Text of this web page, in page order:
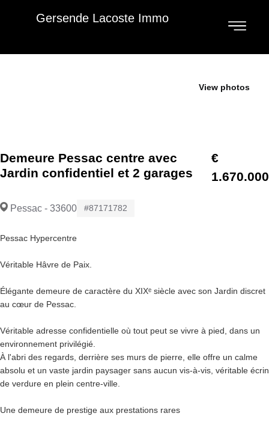
Gersende Lacoste Immo
View photos
Demeure Pessac centre avec
Jardin confidentiel et 2 garages
€
1.670.000
Pessac - 33600 #87171782
Pessac Hypercentre
Véritable Hâvre de Paix.
Élégante demeure de caractère du XIXᵉ siècle avec son Jardin discret
au cœur de Pessac.
Véritable adresse confidentielle où tout peut se vivre à pied, dans un
environnement privilégié.
À l'abri des regards, derrière ses murs de pierre, elle offre un calme
absolu et un vaste jardin paysager sans aucun vis-à-vis, véritable écrin
de verdure en plein centre-ville.
Une demeure de prestige aux prestations rares